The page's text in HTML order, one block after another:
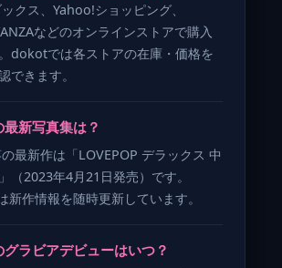
クス、Yahoo!ショッピング、
などのオンラインストアで購入
dokotでは各ストアの在庫・価格を
できます。
新写真集は？
最新作は「LOVEPOP デラックス 中
（2023年4月21日発売）です。
作情報を随時更新しています。
ラビアデビューはいつ？